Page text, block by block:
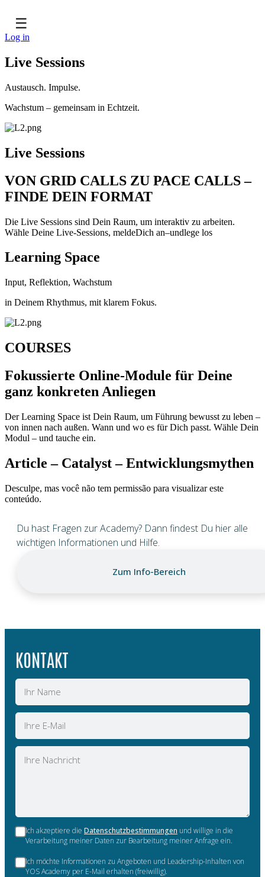
☰
Log in
Live Sessions
Austausch. Impulse.
Wachstum – gemeinsam in Echtzeit.
Live Sessions
VON GRID CALLS ZU PACE CALLS –
FINDE DEIN FORMAT
Die Live Sessions sind Dein Raum, um interaktiv zu arbeiten.
Wähle Deine Live-Sessions, meldeDich an–undlege los
Learning Space
Input, Reflektion, Wachstum
in Deinem Rhythmus, mit klarem Fokus.
COURSES
Fokussierte Online-Module für Deine
ganz konkreten Anliegen
Der Learning Space ist Dein Raum, um Führung bewusst zu leben –
von innen nach außen. Wann und wo es für Dich passt. Wähle Dein
Modul – und tauche ein.
Article – Catalyst – Entwicklungsmythen
Desculpe, mas você não tem permissão para visualizar este
conteúdo.
Du hast Fragen zur Academy? Dann findest Du hier alle
wichtigen Informationen und Hilfe.
Zum Info-Bereich
KONTAKT
Name
E-
Mail
Nachricht
Ich akzeptiere die Datenschutzbestimmungen und willige in die
Verarbeitung meiner Daten zur Bearbeitung meiner Anfrage ein.
Ich möchte Informationen zu Angeboten und Leadership-Inhalten von
YOS Academy per E-Mail erhalten (freiwillig).